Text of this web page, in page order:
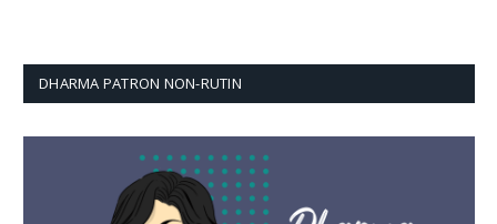
DHARMA PATRON NON-RUTIN